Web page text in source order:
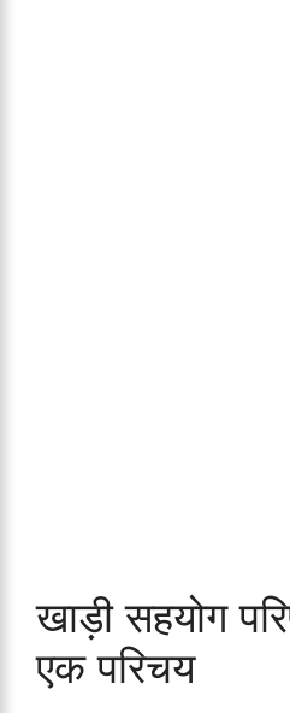
खाड़ी सहयोग
एक परिचय